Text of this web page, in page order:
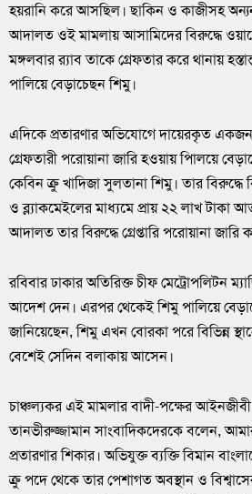
হয়রানি করে আসছিল। ছাকিন ও কাজীসহ
আদালত ওই মামলায় আসামিদের বিরুদ্ধে
মঙ্গলবার র‌্যাব তাকে গ্রেফতার করে থানায়
পালিয়ে বেড়াচেছন শিমু।
এদিকে প্রতারণার অভিযোগে দায়েরকৃত
গ্রেফতারী পরোয়ানা জারি হওয়ায় পািলয়ে
কেবিন ক্রু খাদিজা সুলতানা শিমু। তার বিরুদ্ধে
ও ব্ল্যাকমেইলের মাধ্যমে প্রায় ২২ লাখ টাকা
আদালত তার বিরুদ্ধে গ্রেপ্তারি পরোয়ানা জারি
রবিবার ঢাকার অতিরিক্ত চীফ মেট্রোপলিটন
আদেশ দেন। এরপর থেকেই শিমু পালিয়ে
জানিয়েছেন, শিমু এখন বোরকা পরে বিভিন্ন
বেশেই সেদিন বলাকায় আসেন।
চাঞ্চল্যকর এই মামলার বাদী-পক্ষের
তানভীরুজ্জামান সাংবাদিকদেরকে বলেন,
প্রতারণার শিকার। অভিযুক্ত ব্যক্তি বিমান
ক্রু পদে থেকে তার পেশাগত অবস্থান ও